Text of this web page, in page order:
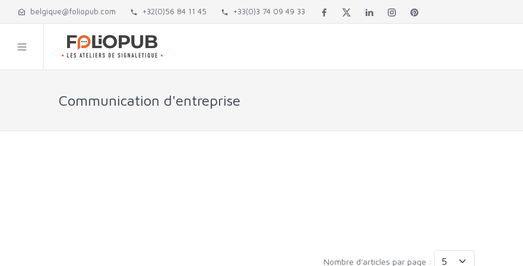
belgique@foliopub.com +32(0)56 84 11 45 +33(0)3 74 09 49 33
Communication d'entreprise
Nombre d'articles par page :